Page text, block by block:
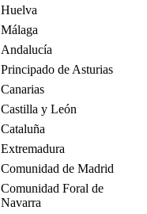
Huelva
Málaga
Andalucía
Principado de Asturias
Canarias
Castilla y León
Cataluña
Extremadura
Comunidad de Madrid
Comunidad Foral de
Navarra